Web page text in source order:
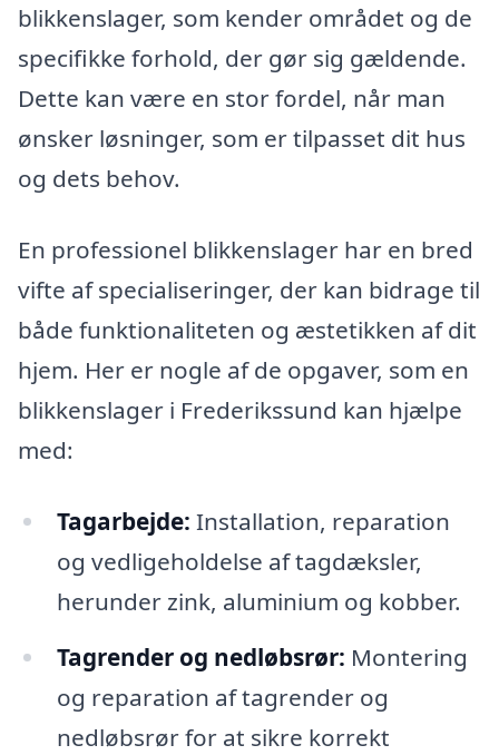
blikkenslager, som kender området og de
specifikke forhold, der gør sig gældende.
Dette kan være en stor fordel, når man
ønsker løsninger, som er tilpasset dit hus
og dets behov.
En professionel blikkenslager har en bred
vifte af specialiseringer, der kan bidrage til
både funktionaliteten og æstetikken af dit
hjem. Her er nogle af de opgaver, som en
blikkenslager i Frederikssund kan hjælpe
med:
Tagarbejde: Installation, reparation
og vedligeholdelse af tagdæksler,
herunder zink, aluminium og kobber.
Tagrender og nedløbsrør: Montering
og reparation af tagrender og
nedløbsrør for at sikre korrekt